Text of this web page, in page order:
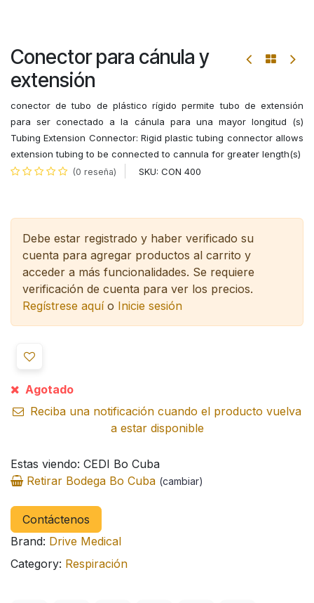
Conector para cánula y
extensión
conector de tubo de plástico rígido permite tubo de extensión
para ser conectado a la cánula para una mayor longitud (s)
Tubing Extension Connector: Rigid plastic tubing connector allows
extension tubing to be connected to cannula for greater length(s)
(0 reseña) SKU: CON 400
Debe estar registrado y haber verificado su
cuenta para agregar productos al carrito y
acceder a más funcionalidades. Se requiere
verificación de cuenta para ver los precios.
Regístrese aquío Inicie sesión
Agotado
Reciba una notificación cuando el producto vuelva
a estar disponible
Estas viendo: CEDI Bo Cuba
Retirar Bodega Bo Cuba (cambiar)
Contáctenos
Brand: Drive Medical
Category: Respiración